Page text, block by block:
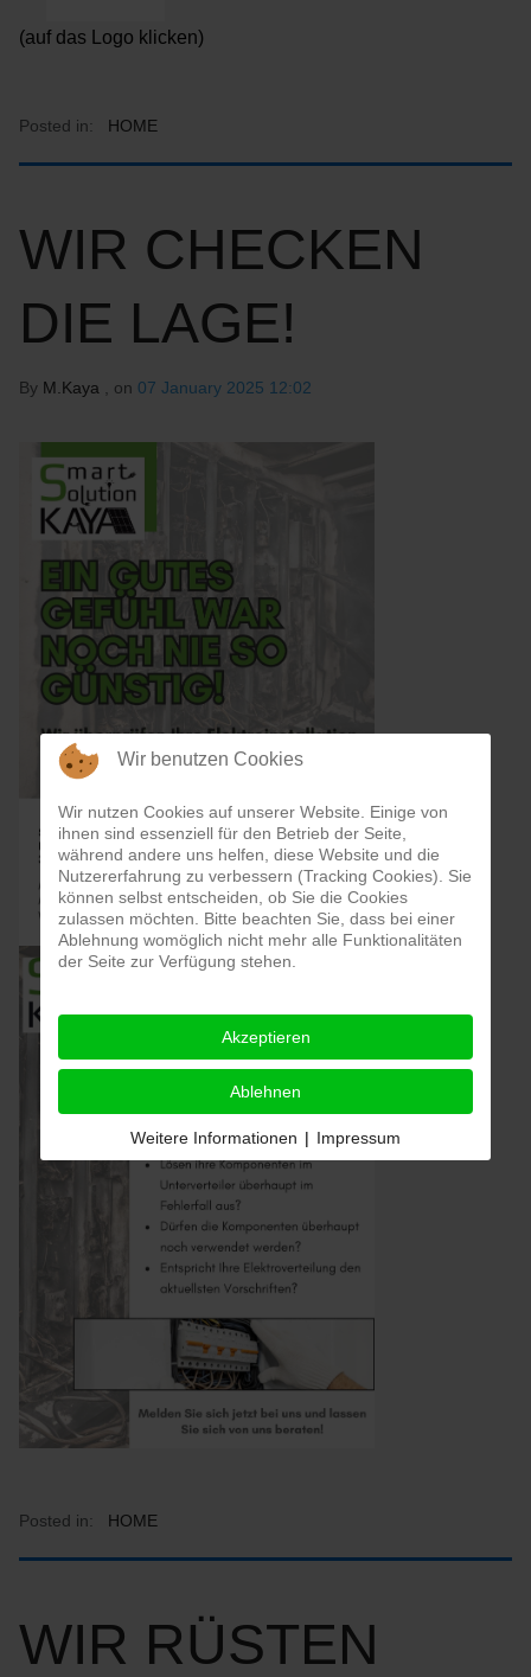
(auf das Logo klicken)
Posted in: HOME
WIR CHECKEN
DIE LAGE!
By M.Kaya , on 07 January 2025 12:02
Posted in: HOME
WIR RÜSTEN
Wir benutzen Cookies
Wir nutzen Cookies auf unserer Website. Einige von
ihnen sind essenziell für den Betrieb der Seite,
während andere uns helfen, diese Website und die
Nutzererfahrung zu verbessern (Tracking Cookies). Sie
können selbst entscheiden, ob Sie die Cookies
zulassen möchten. Bitte beachten Sie, dass bei einer
Ablehnung womöglich nicht mehr alle Funktionalitäten
der Seite zur Verfügung stehen.
Akzeptieren
Ablehnen
Weitere Informationen | Impressum